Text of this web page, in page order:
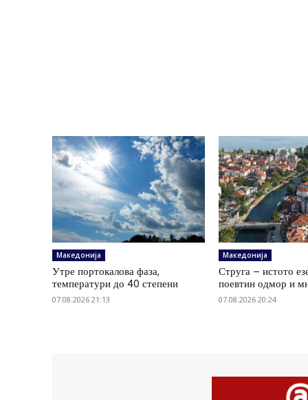
Македонија
Утре портокалова фаза,
температури до 40 степени
07.08.2026 21:13
Македонија
Струга – истото
поевтин одмор и
07.08.2026 20:24